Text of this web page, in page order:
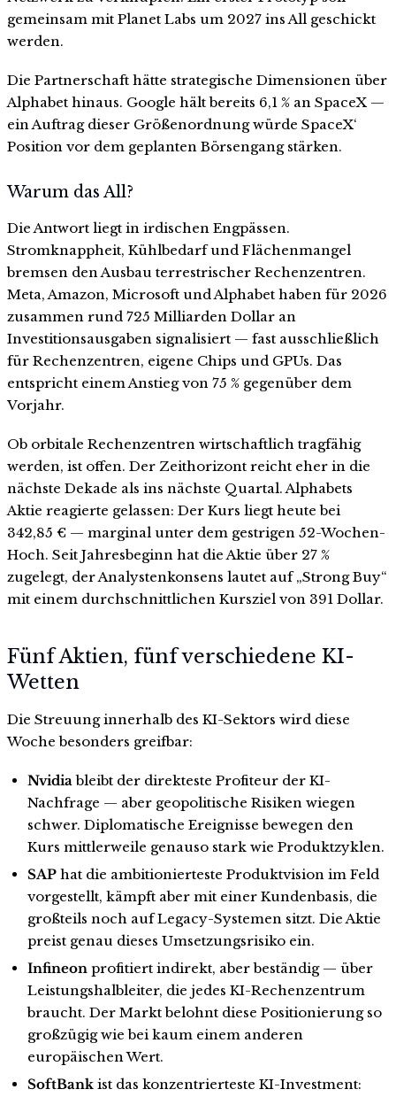
gemeinsam mit Planet Labs um 2027 ins All geschickt
werden.
Die Partnerschaft hätte strategische Dimensionen über
Alphabet hinaus. Google hält bereits 6,1 % an SpaceX —
ein Auftrag dieser Größenordnung würde SpaceX‘
Position vor dem geplanten Börsengang stärken.
Warum das All?
Die Antwort liegt in irdischen Engpässen.
Stromknappheit, Kühlbedarf und Flächenmangel
bremsen den Ausbau terrestrischer Rechenzentren.
Meta, Amazon, Microsoft und Alphabet haben für 2026
zusammen rund 725 Milliarden Dollar an
Investitionsausgaben signalisiert — fast ausschließlich
für Rechenzentren, eigene Chips und GPUs. Das
entspricht einem Anstieg von 75 % gegenüber dem
Vorjahr.
Ob orbitale Rechenzentren wirtschaftlich tragfähig
werden, ist offen. Der Zeithorizont reicht eher in die
nächste Dekade als ins nächste Quartal. Alphabets
Aktie reagierte gelassen: Der Kurs liegt heute bei
342,85 € — marginal unter dem gestrigen 52-Wochen-
Hoch. Seit Jahresbeginn hat die Aktie über 27 %
zugelegt, der Analystenkonsens lautet auf „Strong Buy“
mit einem durchschnittlichen Kursziel von 391 Dollar.
Fünf Aktien, fünf verschiedene KI-
Wetten
Die Streuung innerhalb des KI-Sektors wird diese
Woche besonders greifbar:
Nvidiableibt der direkteste Profiteur der KI-
Nachfrage — aber geopolitische Risiken wiegen
schwer. Diplomatische Ereignisse bewegen den
Kurs mittlerweile genauso stark wie Produktzyklen.
SAPhat die ambitionierteste Produktvision im Feld
vorgestellt, kämpft aber mit einer Kundenbasis, die
großteils noch auf Legacy-Systemen sitzt. Die Aktie
preist genau dieses Umsetzungsrisiko ein.
Infineonprofitiert indirekt, aber beständig — über
Leistungshalbleiter, die jedes KI-Rechenzentrum
braucht. Der Markt belohnt diese Positionierung so
großzügig wie bei kaum einem anderen
europäischen Wert.
SoftBankist das konzentrierteste KI-Investment: